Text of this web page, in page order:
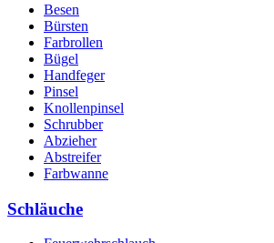
Besen
Bürsten
Farbrollen
Bügel
Handfeger
Pinsel
Knollenpinsel
Schrubber
Abzieher
Abstreifer
Farbwanne
Schläuche